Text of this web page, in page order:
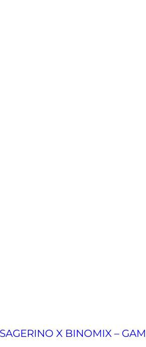
X BINOMIX –